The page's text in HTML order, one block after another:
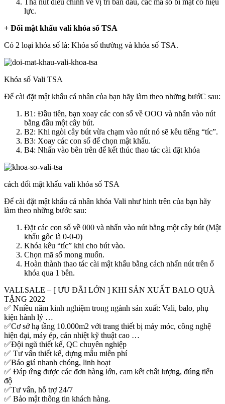
Thả nút điều chỉnh về vị trí ban đầu, các mã số bí mật có hiệu
lực.
+ Đối mật khẩu vali khóa số TSA
Có 2 loại khóa số là: Khóa số thường và khóa số TSA.
Khóa số Vali TSA
Để cài đặt mật khẩu cá nhân của bạn hãy làm theo những bướC sau:
B1: Đầu tiên, bạn xoay các con số về OOO và nhấn vào nút
bằng đầu một cây bút.
B2: Khi ngòi cây bút vừa chạm vào nút nó sẽ kêu tiếng “tíc”.
B3: Xoay các con số để chọn mật khẩu.
B4: Nhấn vào bên trên để kết thúc thao tác cài đặt khóa
cách đổi mật khẩu vali khóa số TSA
Để cài đặt mật khẩu cá nhân khóa Vali như hinh trên của bạn hãy
làm theo những bước sau:
Đặt các con số về 000 và nhấn vào nút bằng một cây bút (Mật
khẩu gốc là 0-0-0)
Khóa kêu “tíc” khi cho bút vào.
Chọn mã số mong muốn.
Hoàn thành thao tác cài mật khẩu bằng cách nhấn nút trên ổ
khóa qua 1 bên.
VALI.SALE – [ ƯU ĐÃI LỚN ] KHI SẢN XUẤT BALO QUÀ
TẶNG 2022
✅ Nniều năm kinh nghiệm trong ngành sản xuất: Vali, balo, phụ
kiện hành lý …
✅Cơ sở hạ tầng 10.000m2 với trang thiết bị máy móc, công nghệ
hiện đại, máy ép, cán nhiệt kỹ thuật cao …
✅Đội ngũ thiết kế, QC chuyên nghiệp
✅ Tư vấn thiết kế, dựng mẫu miễn phí
✅Báo giá nhanh chóng, linh hoạt
✅ Đáp ứng được các đơn hàng lớn, cam kết chất lượng, đúng tiến
độ
✅Tư vấn, hỗ trợ 24/7
✅ Bảo mật thông tin khách hàng.